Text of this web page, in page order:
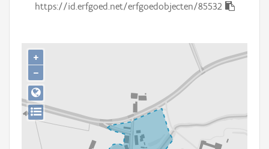
Gebeurtenis
Downloads
Hergebruik
Aanmelden
https://id.erfgoed.net/erfgoedobjecten/85532
+
−